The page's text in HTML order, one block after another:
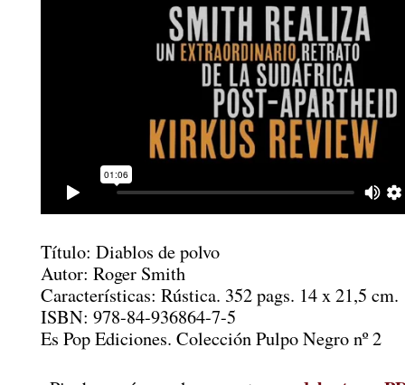
Título: Diablos de polvo
Autor: Roger Smith
Características: Rústica. 352 pags. 14 x 21,5 cm.
ISBN: 978-84-936864-7-5
Es Pop Ediciones. Colección Pulpo Negro nº 2